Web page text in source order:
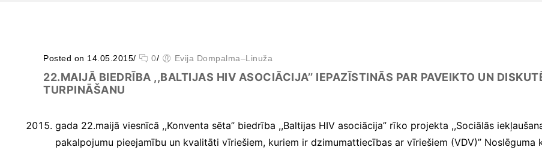
Posted on 14.05.2015/ 0/ Evija Dompalma–Linuža
22.MAIJĀ BIEDRĪBA ,,BALTIJAS HIV ASOCIĀCIJA’’ IEPAZĪSTINĀS PAR PAVEIKTO UN
TURPINĀŠANU
gada 22.maijā viesnīcā ,,Konventa sēta” biedrība ,,Baltijas HIV asociācija” rīko projekta ,,Sociālās
pakalpojumu pieejamību un kvalitāti vīriešiem, kuriem ir dzimumattiecības ar vīriešiem (VDV)”
sīkfaili
Funkcionālie sīkfaili ir